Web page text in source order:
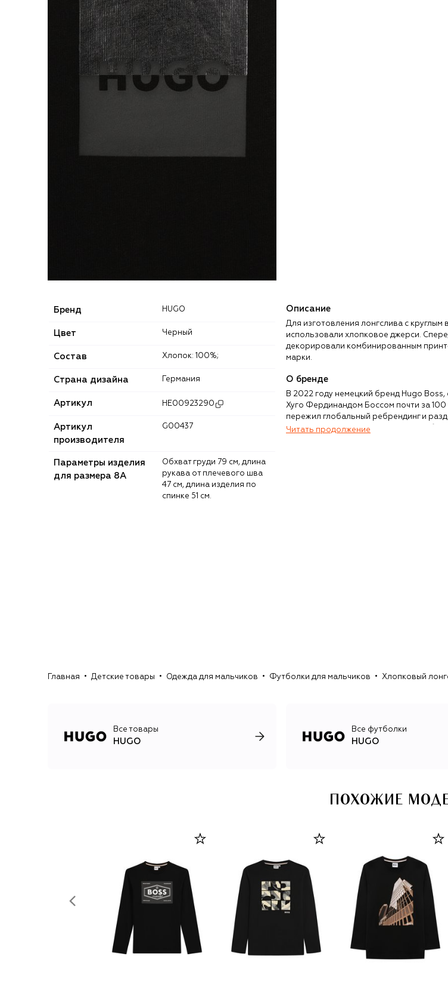
Бренд HUGO
Цвет Черный
Состав Хлопок: 100%;
Страна дизайна Германия
Артикул HE00923290
Артикул
производителя
G00437
Параметры изделия
для размера 8A
Обхват груди 79 см, длина
рукава от плечевого шва
47 см, длина изделия по
спинке 51 см.
Описание
Для изготовления лонгслива с круглым
использовали хлопковое джерси.
декорировали комбинированным
марки.
О бренде
В 2022 году немецкий бренд Hugo Boss,
Хуго Фердинандом Боссом почти за 100
пережил глобальный ребрендинг и
все костюмы и сдержанный гардероб в
Читать продолжение
Главная Детские товары Одежда для мальчиков Футболки для мальчиков Хлопковый
Все товары
HUGO
Все футболки
HUGO
ПОХОЖИЕ